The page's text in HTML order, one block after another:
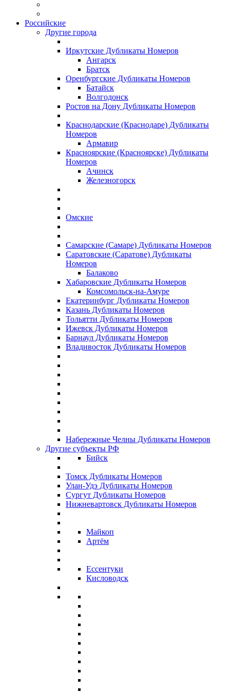
Российские
Другие города
Иркутские Дубликаты Номеров
Ангарск
Братск
Оренбургские Дубликаты Номеров
Батайск
Волгодонск
Ростов на Дону Дубликаты Номеров
Краснодарские (Краснодаре) Дубликаты
Номеров
Армавир
Красноярские (Красноярске) Дубликаты
Номеров
Ачинск
Железногорск
Омские
Самарские (Самаре) Дубликаты Номеров
Саратовские (Саратове) Дубликаты
Номеров
Балаково
Хабаровские Дубликаты Номеров
Комсомольск-на-Амуре
Екатеринбург Дубликаты Номеров
Казань Дубликаты Номеров
Тольятти Дубликаты Номеров
Ижевск Дубликаты Номеров
Барнаул Дубликаты Номеров
Владивосток Дубликаты Номеров
Набережные Челны Дубликаты Номеров
Другие субъекты РФ
Бийск
Томск Дубликаты Номеров
Улан-Удэ Дубликаты Номеров
Сургут Дубликаты Номеров
Нижневартовск Дубликаты Номеров
Майкоп
Артём
Ессентуки
Кисловодск